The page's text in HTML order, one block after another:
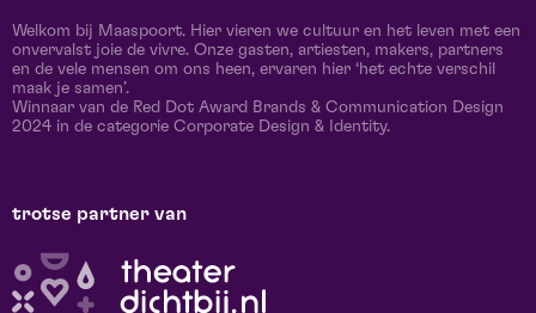
Welkom bij Maaspoort. Hier vieren we cultuur en het leven met een
onvervalst joie de vivre. Onze gasten, artiesten, makers, partners
en de vele mensen om ons heen, ervaren hier ‘het echte verschil
maak je samen’.
Winnaar van de Red Dot Award Brands & Communication Design
2024 in de categorie Corporate Design & Identity.
trotse partner van